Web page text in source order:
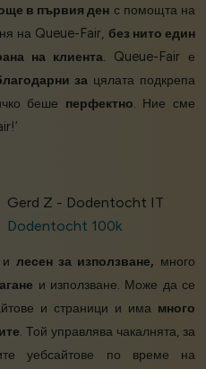
в първия ден с помощта на
на Queue-Fair, без нито един
на клиента. Queue-Fair е
за цялата подкрепа
беше перфектно. Ние сме
Gerd Z - Dodentocht IT
Dodentocht 100k
и лесен за използване, много
и използване. Може да се
и страници и има много
. Той управлява чакалнята, за
уебсайтове по време на